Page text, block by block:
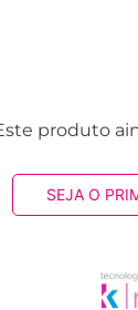
produto
SEJA O